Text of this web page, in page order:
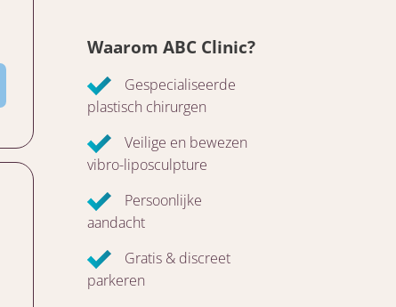
Waarom ABC Clinic?
Gespecialiseerde
plastisch chirurgen
Veilige en bewezen
vibro-liposculpture
Persoonlijke
aandacht
Gratis & discreet
parkeren